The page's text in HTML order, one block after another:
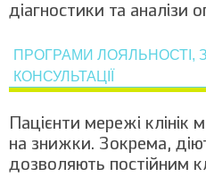
діагностики та аналізи
ПРОГРАМИ ЛОЯЛЬНОСТІ,
КОНСУЛЬТАЦІЇ
Пацієнти мережі
на знижки. Зокрема,
дозволяють постійним